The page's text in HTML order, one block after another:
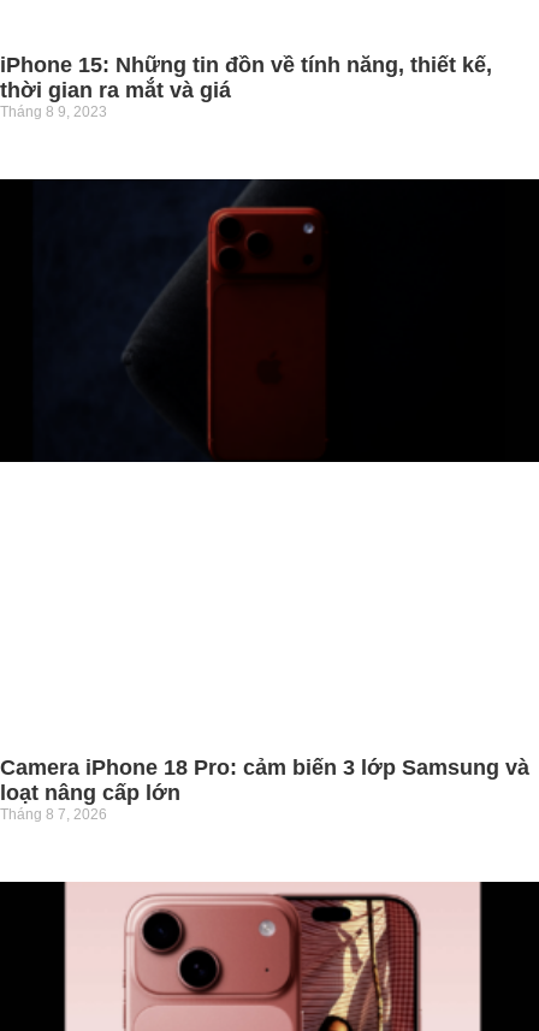
iPhone 15: Những tin đồn về tính năng, thiết kế,
thời gian ra mắt và giá
Tháng 8 9, 2023
Camera iPhone 18 Pro: cảm biến 3 lớp Samsung và
loạt nâng cấp lớn
Tháng 8 7, 2026